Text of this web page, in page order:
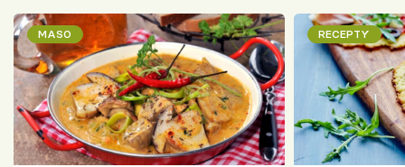
MASO RECEPTY